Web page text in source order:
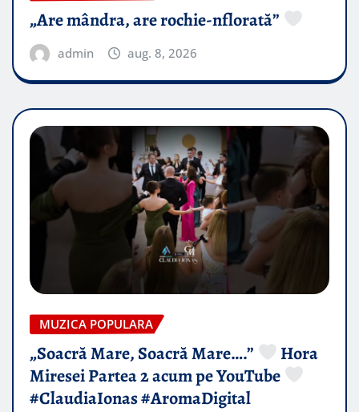
„Are mândra, are rochie-nflorată”
admin aug. 8, 2026
MUZICA POPULARA
„Soacră Mare, Soacră Mare….”
Hora
Miresei Partea 2 acum pe YouTube
#ClaudiaIonas #AromaDigital